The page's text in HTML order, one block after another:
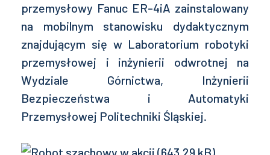
przemysłowy Fanuc ER-4iA zainstalowany
na mobilnym stanowisku dydaktycznym
znajdującym się w Laboratorium robotyki
przemysłowej i inżynierii odwrotnej na
Wydziale Górnictwa, Inżynierii
Bezpieczeństwa i Automatyki
Przemysłowej Politechniki Śląskiej.